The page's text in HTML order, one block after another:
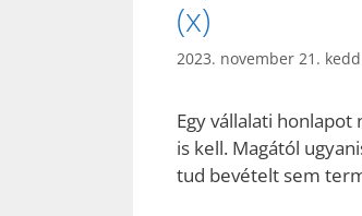
(x)
2023. november 21. kedd
Egy vállalati
is kell. Magától
tud bevételt sem